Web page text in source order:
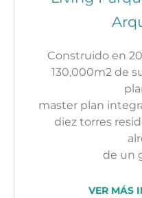
Construido en
130,000m2 de
master plan
diez torres
de un
VER MÁS